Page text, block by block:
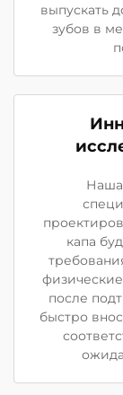
выпускать
зубов в
капа
после
быстро